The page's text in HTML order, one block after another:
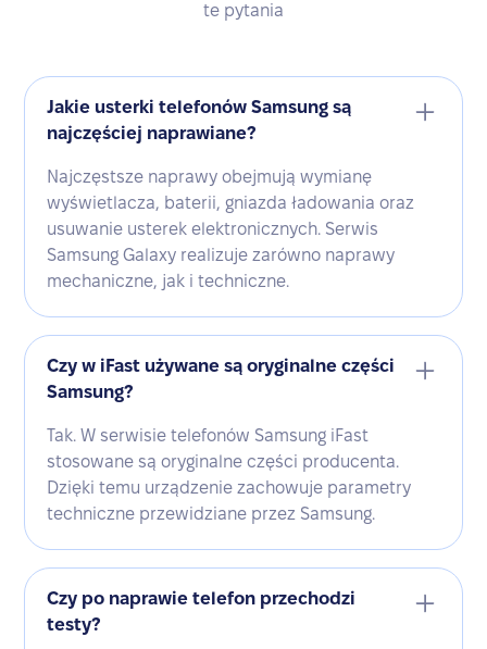
te pytania
Jakie usterki telefonów Samsung są
najczęściej naprawiane?
Najczęstsze naprawy obejmują wymianę
wyświetlacza, baterii, gniazda ładowania oraz
usuwanie usterek elektronicznych. Serwis
Samsung Galaxy realizuje zarówno naprawy
mechaniczne, jak i techniczne.
Czy w iFast używane są oryginalne części
Samsung?
Tak. W serwisie telefonów Samsung iFast
stosowane są oryginalne części producenta.
Dzięki temu urządzenie zachowuje parametry
techniczne przewidziane przez Samsung.
Czy po naprawie telefon przechodzi
testy?